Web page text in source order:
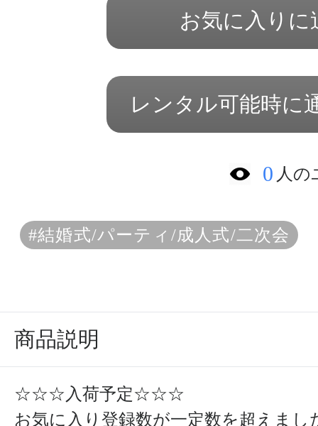
お気に入りに
レンタル可能時に
0 人
#結婚式/パーティ/成人式/二次会
商品説明
☆☆☆入荷予定☆☆☆
お気に入り登録数が一定数を超えま